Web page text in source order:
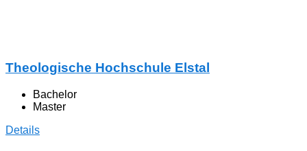
Theologische Hochschule Elstal
Bachelor
Master
Details